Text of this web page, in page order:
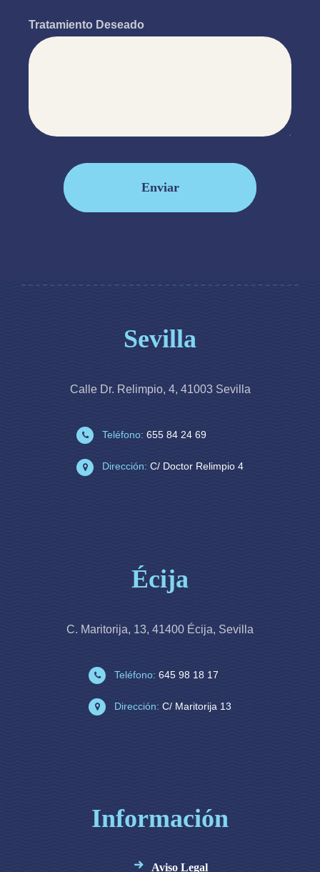
Tratamiento Deseado
Sevilla
Calle Dr. Relimpio, 4, 41003 Sevilla
Teléfono: 655 84 24 69
Dirección: C/ Doctor Relimpio 4
Écija
C. Maritorija, 13, 41400 Écija, Sevilla
Teléfono: 645 98 18 17
Dirección: C/ Maritorija 13
Información
Aviso Legal